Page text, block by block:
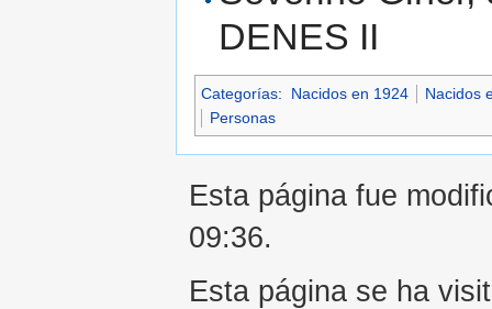
DENES II
Categorías: Nacidos en 1924
Nacidos
Personas
Esta página fue
09:36.
Esta página se ha